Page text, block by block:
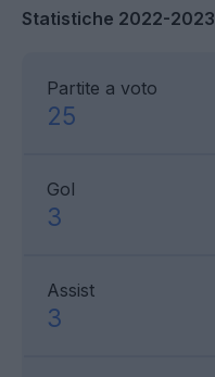
Statistiche 2022-2023
Partite a voto
25
Gol
3
Assist
3